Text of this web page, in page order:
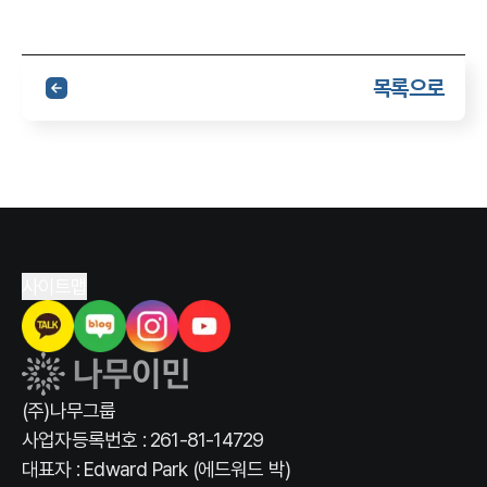
목록으로
(주)나무그룹
사업자등록번호 : 261-81-14729
대표자 : Edward Park (에드워드 박)